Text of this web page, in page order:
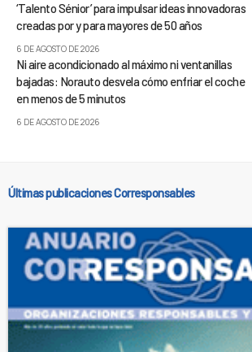
‘Talento Sénior’ para impulsar ideas innovadoras
creadas por y para mayores de 50 años
6 DE AGOSTO DE 2026
Ni aire acondicionado al máximo ni ventanillas
bajadas: Norauto desvela cómo enfriar el coche
en menos de 5 minutos
6 DE AGOSTO DE 2026
Últimas publicaciones Corresponsables